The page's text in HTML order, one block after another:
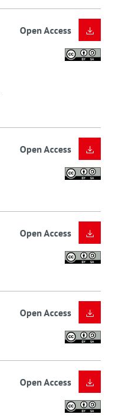
Open Access
Open Access
Open Access
Open Access
Open Access